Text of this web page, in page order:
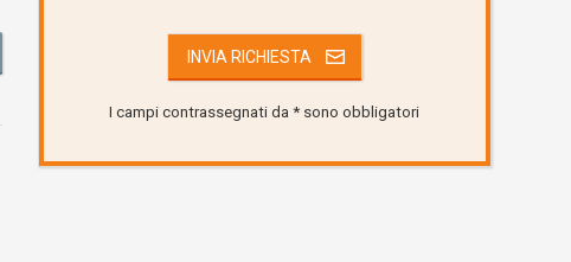
I campi contrassegnati da * sono obbligatori